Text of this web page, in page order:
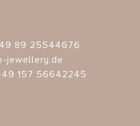
89 25544676
jewellery.de
157 56642245